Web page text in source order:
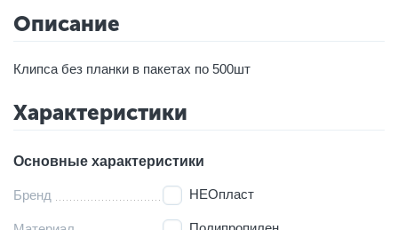
Описание
Клипса без планки в пакетах по 500шт
Характеристики
Основные характеристики
Бренд НЕОпласт